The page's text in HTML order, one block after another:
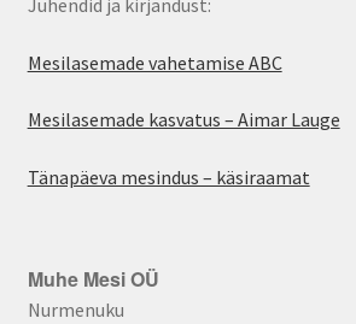
Juhendid ja kirjandust:
Mesilasemade vahetamise ABC
Mesilasemade kasvatus – Aimar Lauge
Tänapäeva mesindus – käsiraamat
Muhe Mesi OÜ
Nurmenuku